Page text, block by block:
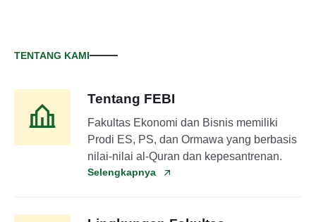
TENTANG KAMI
Tentang FEBI
Fakultas Ekonomi dan Bisnis memiliki
Prodi ES, PS, dan Ormawa yang berbasis
nilai-nilai al-Quran dan kepesantrenan.
Selengkapnya